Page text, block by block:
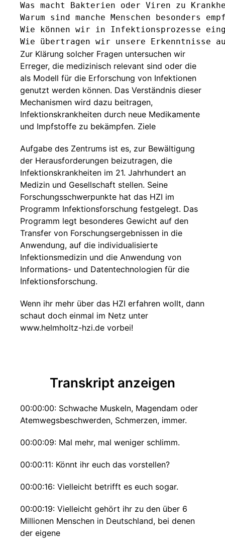
Was macht Bakterien oder Viren zu
Warum sind manche Menschen besonders
Wie können wir in Infektionsprozesse
Zur Klärung solcher Fragen untersuchen wir
Erreger, die medizinisch relevant sind oder die
als Modell für die Erforschung von Infektionen
genutzt werden können. Das Verständnis dieser
Mechanismen wird dazu beitragen,
Infektionskrankheiten durch neue Medikamente
und Impfstoffe zu bekämpfen. Ziele
Aufgabe des Zentrums ist es, zur Bewältigung
der Herausforderungen beizutragen, die
Infektionskrankheiten im 21. Jahrhundert an
Medizin und Gesellschaft stellen. Seine
Forschungsschwerpunkte hat das HZI im
Programm Infektionsforschung festgelegt. Das
Programm legt besonderes Gewicht auf den
Transfer von Forschungsergebnissen in die
Anwendung, auf die individualisierte
Infektionsmedizin und die Anwendung von
Informations- und Datentechnologien für die
Infektionsforschung.
Wenn ihr mehr über das HZI erfahren wollt, dann
schaut doch einmal im Netz unter
www.helmholtz-hzi.de vorbei!
Transkript anzeigen
00:00:00: Schwache Muskeln, Magendam oder
Atemwegsbeschwerden, Schmerzen, immer.
00:00:09: Mal mehr, mal weniger schlimm.
00:00:11: Könnt ihr euch das vorstellen?
00:00:16: Vielleicht betrifft es euch sogar.
00:00:19: Vielleicht gehört ihr zu den über 6
Millionen Menschen in Deutschland, bei denen
der eigene